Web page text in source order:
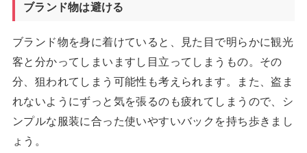
ブランド物は避ける
ブランド物を身に着けていると、見た目で明らかに観光
客と分かってしまいますし目立ってしまうもの。その
分、狙われてしまう可能性も考えられます。また、盗ま
れないようにずっと気を張るのも疲れてしまうので、シ
ンプルな服装に合った使いやすいバックを持ち歩きまし
ょう。